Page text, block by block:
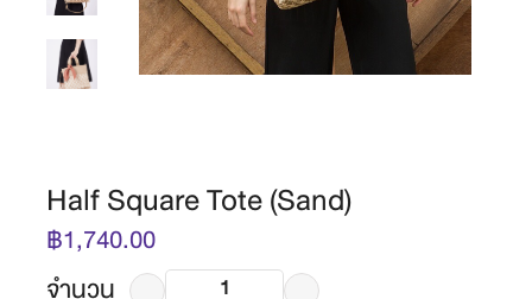
Half Square Tote (Sand)
฿1,740.00
จำนวน